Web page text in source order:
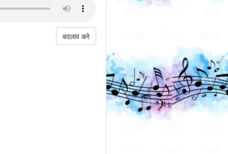
बदलाव करे